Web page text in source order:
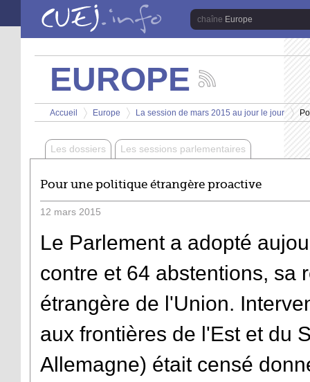
Aller au contenu principal
Europe
EUROPE
les
actualités
de
chaîne
Europe
Vous êtes ici
Accueil
>
Europe
>
La session de mars 2015 au jour le jour
>
Les dossiers Les sessions parlementaires
Pour une politique étrangère proactive
12 mars 2015
Le Parlement a adopté
contre et 64 abstentions, sa
étrangère de l'Union.
aux frontières de l'Est et du
Allemagne) était censé